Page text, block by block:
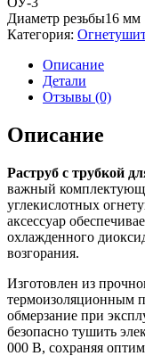
Диаметр резьбы16 мм
Категория:
Описание
Детали
Отзывы (0)
Описание
Раструб с трубкой
важный
углекислотных
аксессуар
охлажденного
возгорания.
Изготовлен из
термоизоляционным
обмерзание при
безопасно тушить
000 В, сохраняя